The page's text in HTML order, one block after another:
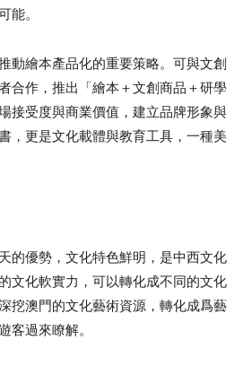
能。
動繪本產品化的重要策略。可與文創
合作，推出「繪本＋文創商品＋研學
接受度與商業價值，建立品牌形象與
，更是文化載體與教育工具，一種美
的優勢，文化特色鮮明，是中西文化
文化軟實力，可以轉化成不同的文化
挖澳門的文化藝術資源，轉化成爲藝
客過來瞭解。